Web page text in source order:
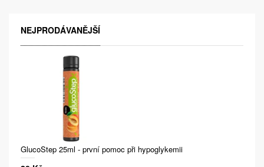
NEJPRODÁVANĚJŠÍ
GlucoStep 25ml - první pomoc při hypoglykemii